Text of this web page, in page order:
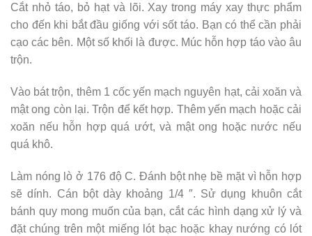
Cắt nhỏ táo, bỏ hạt và lõi. Xay trong máy xay thực phẩm
cho đến khi bắt đầu giống với sốt táo. Bạn có thể cần phải
cạo các bên. Một số khối là được. Múc hỗn hợp táo vào âu
trộn.
Vào bát trộn, thêm 1 cốc yến mạch nguyên hạt, cải xoăn và
mật ong còn lại. Trộn để kết hợp. Thêm yến mạch hoặc cải
xoăn nếu hỗn hợp quá ướt, và mật ong hoặc nước nếu
quá khô.
Làm nóng lò ở 176 độ C. Đánh bột nhẹ bề mặt vì hỗn hợp
sẽ dính. Cán bột dày khoảng 1/4 ″. Sử dụng khuôn cắt
bánh quy mong muốn của bạn, cắt các hình dạng xử lý và
đặt chúng trên một miếng lót bạc hoặc khay nướng có lót